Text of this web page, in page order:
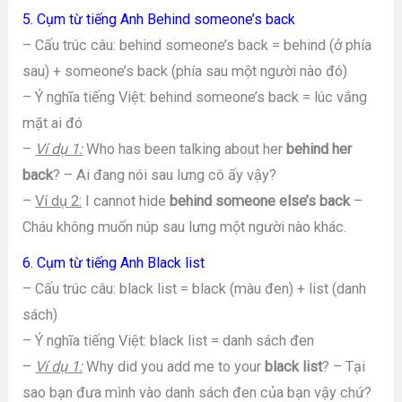
5. Cụm từ tiếng Anh Behind someone’s back
– Cấu trúc câu: behind someone’s back = behind (ở phía
sau) + someone’s back (phía sau một người nào đó)
– Ý nghĩa tiếng Việt: behind someone’s back = lúc vắng
mặt ai đó
– Ví dụ 1:Who has been talking about her behind her
back? – Ai đang nói sau lưng cô ấy vậy?
–Ví dụ 2: I cannot hide behind someone else’s back –
Cháu không muốn núp sau lưng một người nào khác.
6. Cụm từ tiếng Anh Black list
– Cấu trúc câu: black list = black (màu đen) + list (danh
sách)
– Ý nghĩa tiếng Việt: black list = danh sách đen
– Ví dụ 1:Why did you add me to your black list? – Tại
sao bạn đưa mình vào danh sách đen của bạn vậy chứ?